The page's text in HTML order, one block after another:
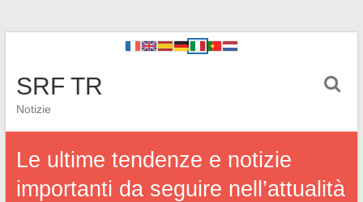
SRF TR
Notizie
Le ultime tendenze e notizie
importanti da seguire nell’attualità